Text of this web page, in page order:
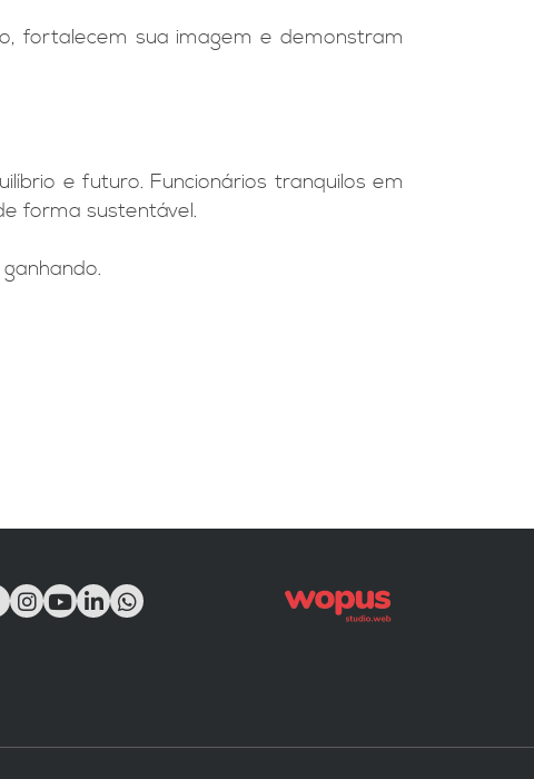
fortalecem sua imagem e demonstram
e futuro. Funcionários tranquilos em
forma sustentável.